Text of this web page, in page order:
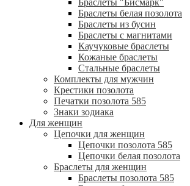
Браслеты "Бисмарк"
Браслеты белая позолота
Браслеты из бусин
Браслеты с магнитами
Каучуковые браслеты
Кожаные браслеты
Стальные браслеты
Комплекты для мужчин
Крестики позолота
Печатки позолота 585
Знаки зодиака
Для женщин
Цепочки для женщин
Цепочки позолота 585
Цепочки белая позолота
Браслеты для женщин
Браслеты позолота 585